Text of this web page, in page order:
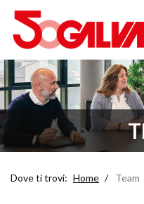
Dove ti trovi: Home Team